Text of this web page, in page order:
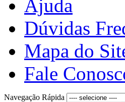
Ajuda
Dúvidas
Mapa do
Fale
Navegação Rápida